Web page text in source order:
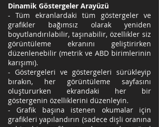
Dinamik Göstergeler Arayüzü
- Tüm ekranlardaki tüm göstergeler ve
grafikler bağımsız olarak yeniden
boyutlandırılabilir, taşınabilir, özellikler siz
görüntüleme ekranını geliştirirken
düzenlenebilir (metrik ve ABD birimlerinin
karışımı).
- Göstergeleri ve göstergeleri sürükleyip
bırakın, her görüntüleme sayfasını
oluştururken ekrandaki her bir
göstergenin özelliklerini düzenleyin.
- Grafik başına istenen okumalar için
grafikleri yapılandırın (sadece dişli oranına